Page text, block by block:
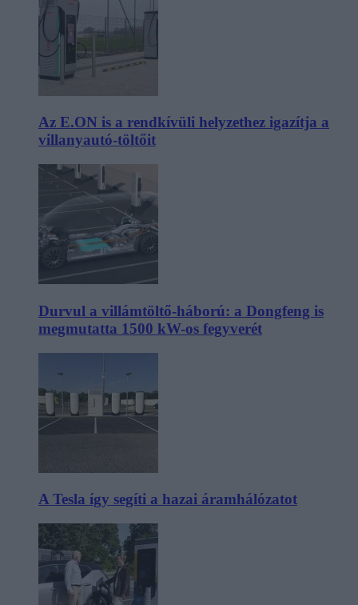
Az E.ON is a rendkívüli helyzethez igazítja a
villanyautó-töltőit
Durvul a villámtöltő-háború: a Dongfeng is
megmutatta 1500 kW-os fegyverét
A Tesla így segíti a hazai áramhálózatot